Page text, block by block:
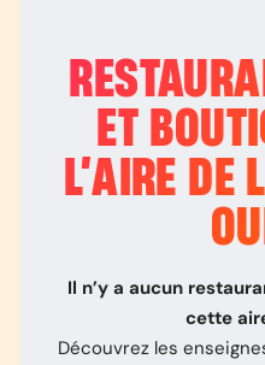
ET
L’AIRE DE
Il n’y a aucun
cette
Découvrez les